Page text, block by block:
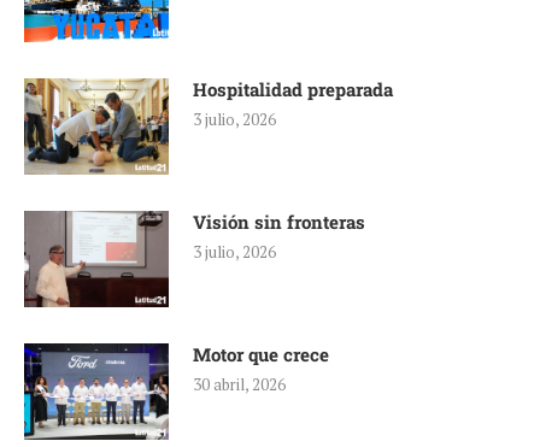
Hospitalidad preparada
3 julio, 2026
Visión sin fronteras
3 julio, 2026
Motor que crece
30 abril, 2026